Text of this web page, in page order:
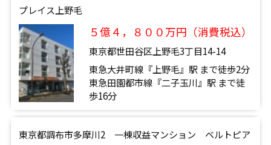
プレイス上野毛
５億４，８００万円（消費税込）
東京都世田谷区上野毛3丁目14-14
東急大井町線『上野毛』駅 まで徒歩2分
東急田園都市線『二子玉川』駅 まで徒
歩16分
東京都調布市多摩川2 一棟収益マンション ベルトピア